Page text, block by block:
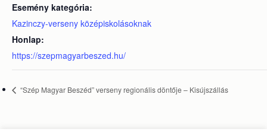
Esemény kategória:
Kazinczy-verseny középiskolásoknak
Honlap:
https://szepmagyarbeszed.hu/
“Szép Magyar Beszéd” verseny regionális döntője – Kisújszállás